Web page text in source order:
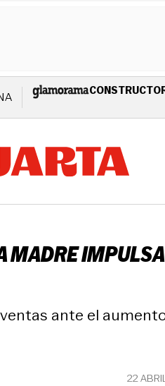
ante el
22